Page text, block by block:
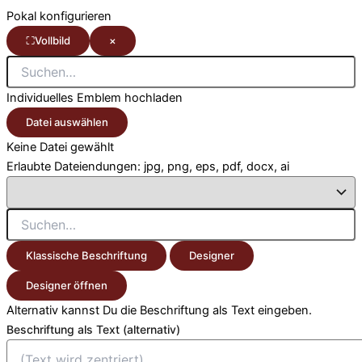
Pokal konfigurieren
⛶Vollbild ×
Individuelles Emblem hochladen
Datei auswählen
Keine Datei gewählt
Erlaubte Dateiendungen: jpg, png, eps, pdf, docx, ai
Klassische Beschriftung Designer
Designer öffnen
Alternativ kannst Du die Beschriftung als Text eingeben.
Beschriftung als Text (alternativ)